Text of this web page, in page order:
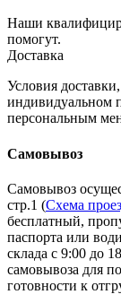
Наши
помогут.
Доставка
Условия
индивидуальном
персональным
Самовывоз
Самовывоз
стр.1 (Схема
бесплатный,
паспорта или
склада с 9:00 до
самовывоза для
готовности к